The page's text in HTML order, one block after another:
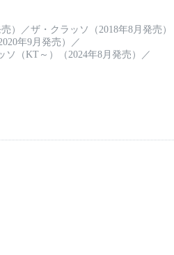
） ／ザ・クラッソ（2018年8月発売）
年9月発売）
／
ソ（KT～）（2024年8月発売）
／